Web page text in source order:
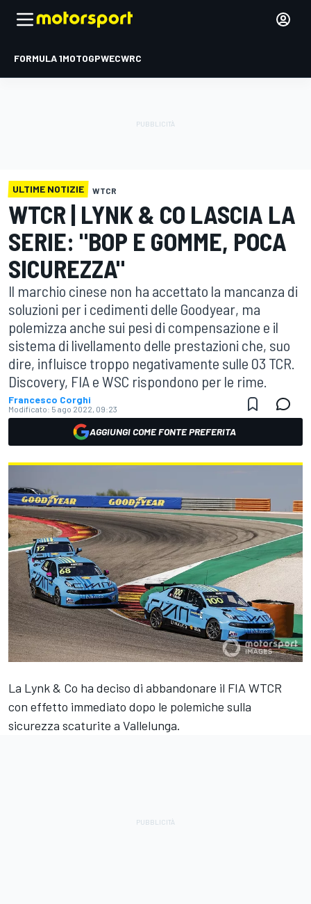
FORMULA 1MOTOGPWECWRC
ULTIME NOTIZIE WTCR
WTCR | LYNK & CO LASCIA LA
SERIE: "BOP E GOMME, POCA
SICUREZZA"
Il marchio cinese non ha accettato la mancanza di
soluzioni per i cedimenti delle Goodyear, ma
polemizza anche sui pesi di compensazione e il
sistema di livellamento delle prestazioni che, suo
dire, influisce troppo negativamente sulle 03 TCR.
Discovery, FIA e WSC rispondono per le rime.
Francesco Corghi
Modificato: 5 ago 2022, 09:23
AGGIUNGI COME FONTE PREFERITA
La Lynk & Co ha deciso di abbandonare il FIA WTCR
con effetto immediato dopo le polemiche sulla
sicurezza scaturite a Vallelunga.